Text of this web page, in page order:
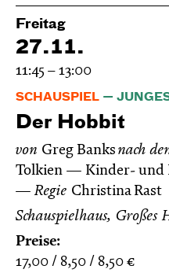
Freitag
27.11.
11:45 – 13:00
SCHAUSPIEL
Der Hobbit
von Greg Banks nach
Tolkien
Kinder- und
Regie Christina Rast
Schauspielhaus, Großes
Preise:
17,00
8,50 8,50 €